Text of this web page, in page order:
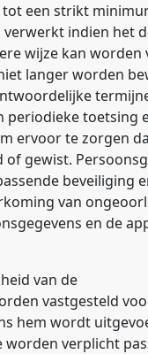
een strikt
indien het
wijze kan worden
langer worden
toetsing
ervoor te zorgen
gewist.
beveiliging
van
en de
van de
vastgesteld
hem wordt
verplicht